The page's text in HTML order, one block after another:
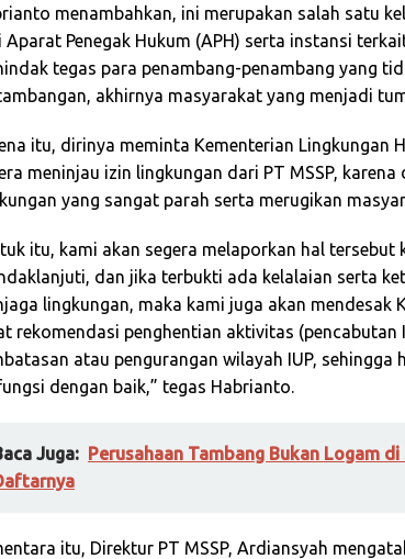
menambahkan, ini merupakan salah satu
Aparat Penegak Hukum (APH) serta instansi
tegas para penambang-penambang yang
akhirnya masyarakat yang menjadi
itu, dirinya meminta Kementerian Lingkungan
meninjau izin lingkungan dari PT MSSP,
yang sangat parah serta merugikan
itu, kami akan segera melaporkan hal tersebut
dan jika terbukti ada kelalaian serta
lingkungan, maka kami juga akan mendesak
rekomendasi penghentian aktivitas (pencabutan
atau pengurangan wilayah IUP, sehingga
dengan baik,” tegas Habrianto.
Juga: Perusahaan Tambang Bukan Logam
itu, Direktur PT MSSP, Ardiansyah